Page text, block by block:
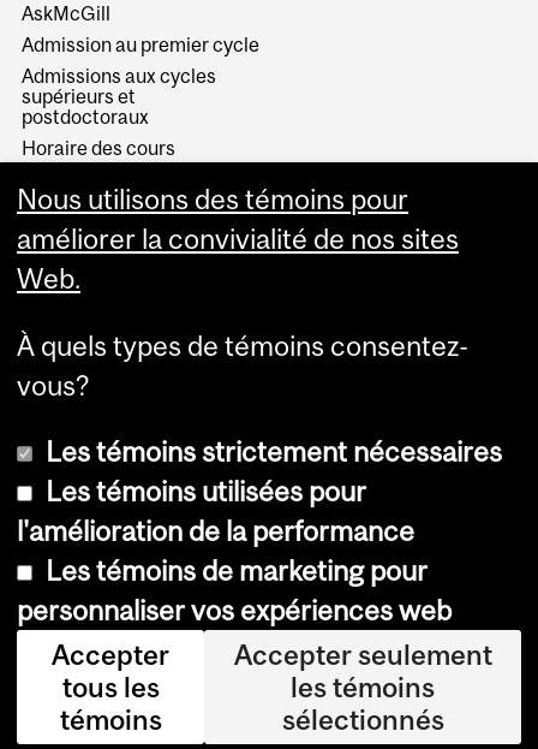
AskMcGill
Admission au premier cycle
Admissions aux cycles
supérieurs et
postdoctoraux
Horaire des cours
Services aux étudiants
© Université McGill, 2026
Accessibilité
Avis sur les témoins
Paramètres des témoins
Se connecter
Nous utilisons des témoins pour
améliorer la convivialité de nos sites
Web.
À quels types de témoins consentez-
vous?
Les témoins strictement nécessaires
Les témoins utilisées pour
l'amélioration de la performance
Les témoins de marketing pour
personnaliser vos expériences web
Accepter
tous les
témoins
Accepter seulement
les témoins
sélectionnés